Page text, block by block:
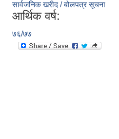
सार्वजनिक खरीद / बोलपत्र सूचना
आर्थिक वर्ष:
७६/७७